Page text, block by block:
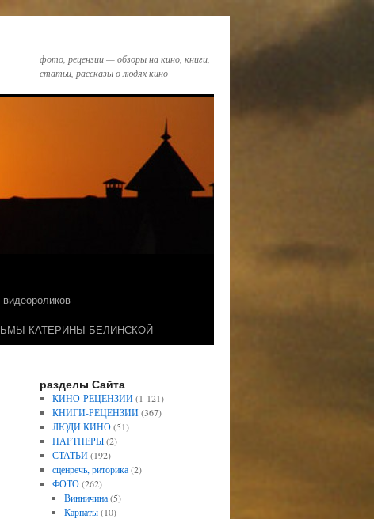
фото, рецензии — обзоры на кино, книги,
статьи, рассказы о людях кино
КАТЕРИНЫ БЕЛИНСКОЙ
разделы Сайта
КИНО-РЕЦЕНЗИИ(1 121)
КНИГИ-РЕЦЕНЗИИ(367)
ЛЮДИ КИНО(51)
ПАРТНЕРЫ(2)
СТАТЬИ(192)
сценречь, риторика(2)
ФОТО(262)
Винничина(5)
Карпаты(10)